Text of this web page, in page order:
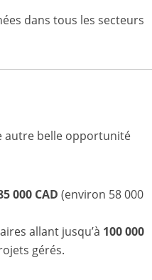
dans tous les secteurs
autre belle opportunité
000 CAD (environ 58 000
allant jusqu’à 100 000
gérés.